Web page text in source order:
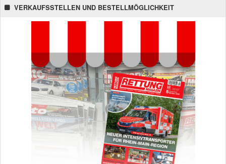
VERKAUFSSTELLEN UND BESTELLMÖGLICHKEIT